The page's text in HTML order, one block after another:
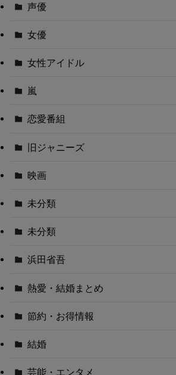
声優
女優
女性アイドル
嵐
恋愛番組
旧ジャニーズ
映画
未分類
未分類
浜田省吾
熱愛・結婚まとめ
節約・お得情報
結婚
芸能・エンタメ